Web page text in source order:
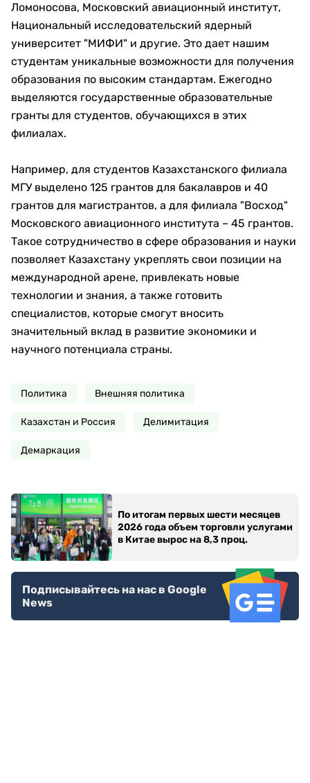
Ломоносова, Московский авиационный институт,
Национальный исследовательский ядерный
университет "МИФИ" и другие. Это дает нашим
студентам уникальные возможности для получения
образования по высоким стандартам. Ежегодно
выделяются государственные образовательные
гранты для студентов, обучающихся в этих
филиалах.
Например, для студентов Казахстанского филиала
МГУ выделено 125 грантов для бакалавров и 40
грантов для магистрантов, а для филиала "Восход"
Московского авиационного института – 45 грантов.
Такое сотрудничество в сфере образования и науки
позволяет Казахстану укреплять свои позиции на
международной арене, привлекать новые
технологии и знания, а также готовить
специалистов, которые смогут вносить
значительный вклад в развитие экономики и
научного потенциала страны.
Политика Внешняя политика
Казахстан и Россия Делимитация
Демаркация
По итогам первых шести месяцев
2026 года объем торговли услугами
в Китае вырос на 8,3 проц.
Подписывайтесь на нас в Google
News